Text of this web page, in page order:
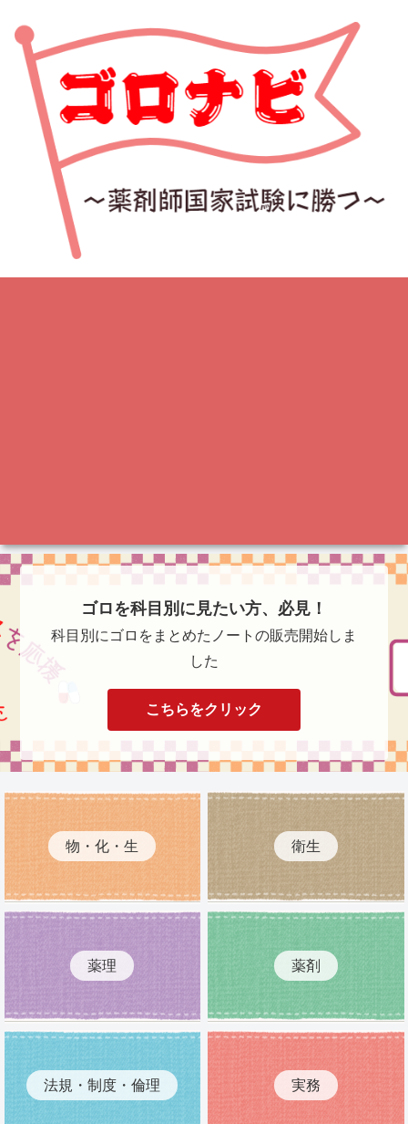
ゴロを科目別に見たい方、必見！
科目別にゴロをまとめたノートの販売開始しま
した
こちらをクリック
物・化・生 衛生
薬理 薬剤
法規・制度・倫理 実務